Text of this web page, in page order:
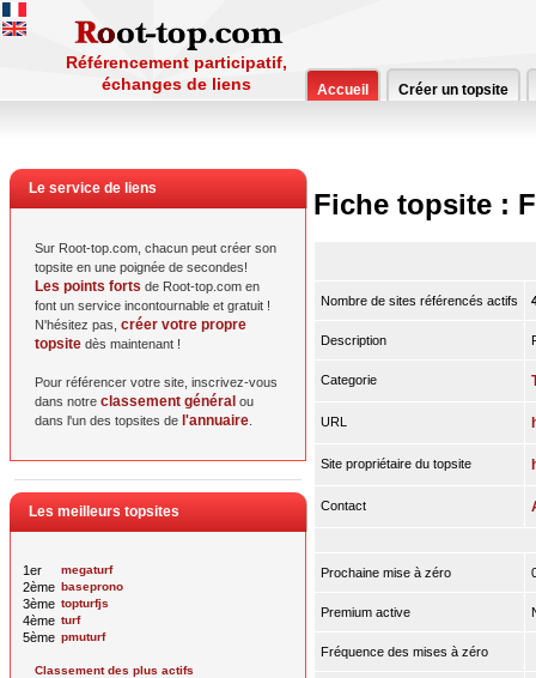
Référencement participatif,
échanges de liens
Accueil Créer un topsite
Le service de liens
Sur Root-top.com, chacun peut créer son
topsite en une poignée de secondes!
Les points forts de Root-top.com en
font un service incontournable et gratuit !
N'hésitez pas, créer votre propre
topsite dès maintenant !
Pour référencer votre site, inscrivez-vous
dans notre classement général ou
dans l'un des topsites de l'annuaire
Les meilleurs topsites
1er megaturf
2ème baseprono
3ème topturfjs
4ème turf
5ème pmuturf
Classement des plus actifs
Fiche topsite :
Nombre de sites référencés actifs
Description
Categorie
URL
Site propriétaire du topsite
Contact
Prochaine mise à zéro
Premium active
Fréquence des mises à zéro